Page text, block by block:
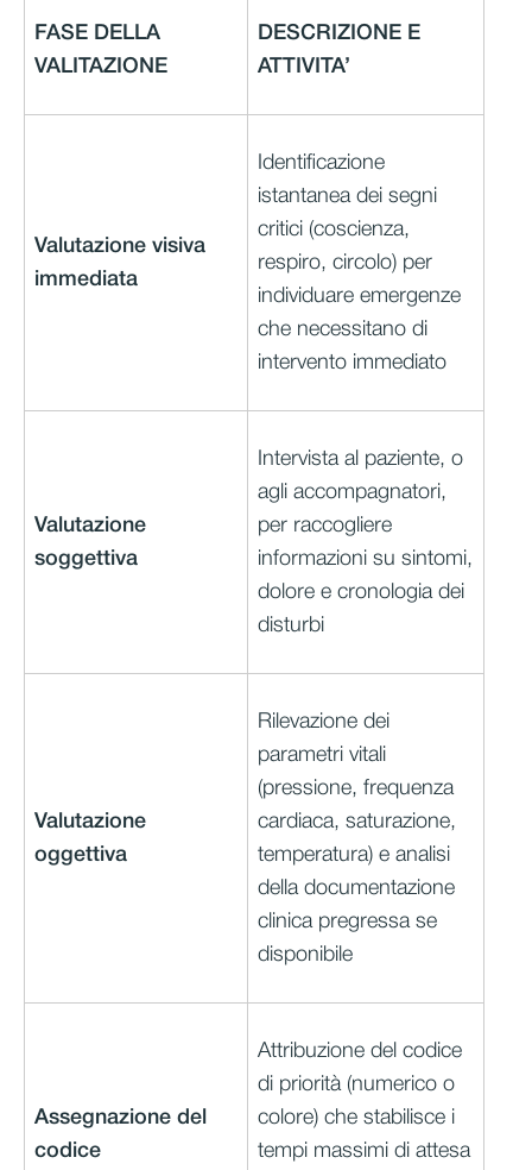
FASE DELLA
VALITAZIONE
DESCRIZIONE E
ATTIVITA’
Valutazione visiva
immediata
Identificazione
istantanea dei segni
critici (coscienza,
respiro, circolo) per
individuare emergenze
che necessitano di
intervento immediato
Valutazione
soggettiva
Intervista al paziente, o
agli accompagnatori,
per raccogliere
informazioni su sintomi,
dolore e cronologia dei
disturbi
Valutazione
oggettiva
Rilevazione dei
parametri vitali
(pressione, frequenza
cardiaca, saturazione,
temperatura) e analisi
della documentazione
clinica pregressa se
disponibile
Assegnazione del
codice
Attribuzione del codice
di priorità (numerico o
colore) che stabilisce i
tempi massimi di attesa